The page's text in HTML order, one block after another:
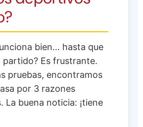
bien… hasta que
partido? Es frustrante.
pruebas, encontramos
por 3 razones
La buena noticia: ¡tiene